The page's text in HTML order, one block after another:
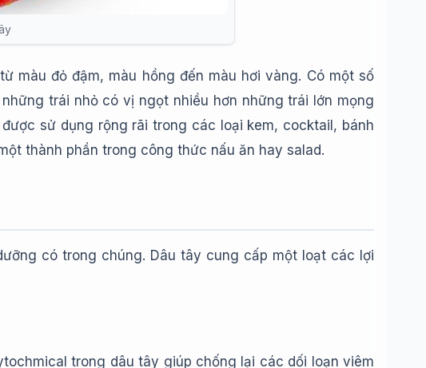
màu đỏ đậm, màu hồng đến màu hơi vàng. Có một số
trái nhỏ có vị ngọt nhiều hơn những trái lớn mọng
sử dụng rộng rãi trong các loại kem, cocktail, bánh
thành phần trong công thức nấu ăn hay salad.
có trong chúng. Dâu tây cung cấp một loạt các lợi
trong dâu tây giúp chống lại các dối loạn viêm